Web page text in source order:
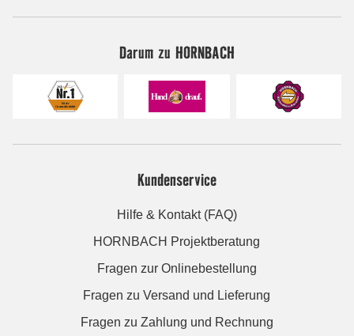
Darum zu HORNBACH
Kundenservice
Hilfe & Kontakt (FAQ)
HORNBACH Projektberatung
Fragen zur Onlinebestellung
Fragen zu Versand und Lieferung
Fragen zu Zahlung und Rechnung